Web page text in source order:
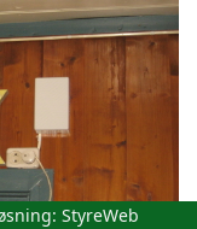
StyreWeb